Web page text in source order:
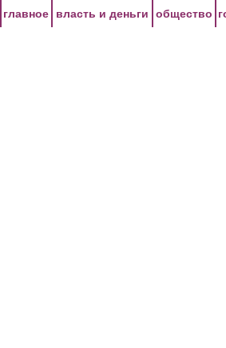
главное власть и деньги общество